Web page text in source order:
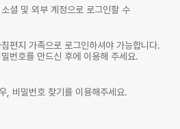
셜 및 외부 계정으로 로그인할 수
편지 가족으로 로그인하셔야 가능합니다.
번호를 만드신 후에 이용해 주세요.
, 비밀번호 찾기를 이용해주세요.